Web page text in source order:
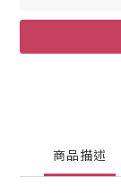
商品描述